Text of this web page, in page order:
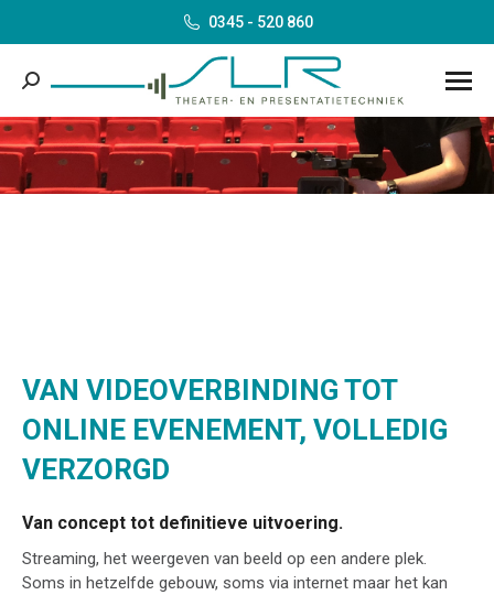
0345 - 520 860
Search:
VAN VIDEOVERBINDING TOT
ONLINE EVENEMENT, VOLLEDIG
VERZORGD
Van concept tot definitieve uitvoering.
Streaming, het weergeven van beeld op een andere plek.
Soms in hetzelfde gebouw, soms via internet maar het kan